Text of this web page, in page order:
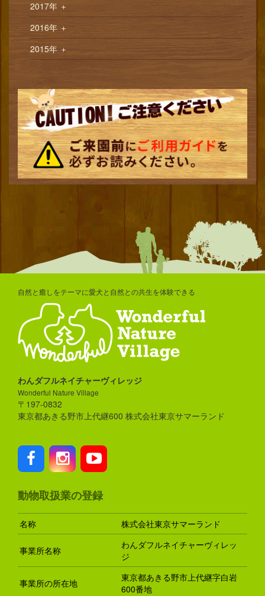
2017年 ＋
2016年 ＋
2015年 ＋
自然と癒しをテーマに愛犬と自然との共生を体験できる
わんダフルネイチャーヴィレッジ
Wonderful Nature Village
〒197-0832
東京都あきる野市上代継600 株式会社東京サマーランド
動物取扱業の登録
名称 株式会社東京サマーランド
事業所名称
わんダフルネイチャーヴィレッ
ジ
事業所の所在地
東京都あきる野市上代継字白岩
600番地